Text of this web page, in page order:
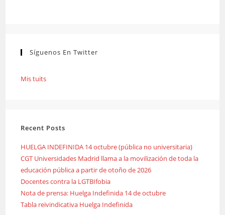
Síguenos En Twitter
Mis tuits
Recent Posts
HUELGA INDEFINIDA 14 octubre (pública no universitaria)
CGT Universidades Madrid llama a la movilización de toda la
educación pública a partir de otoño de 2026
Docentes contra la LGTBIfobia
Nota de prensa: Huelga Indefinida 14 de octubre
Tabla reivindicativa Huelga Indefinida